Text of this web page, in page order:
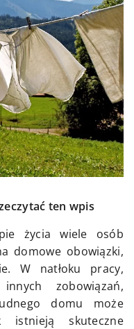
ten wpis
życia wiele osób
domowe obowiązki,
W natłoku pracy,
zobowiązań,
domu może
istnieją skuteczne